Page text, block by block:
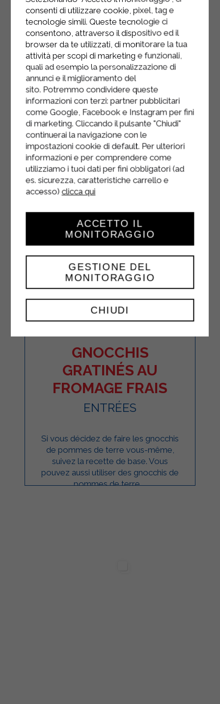
mélangez le tout.
Égouttez les pâtes dans la poêle
contenant la sauce.
Garnir de zeste de citron râpé, de
marjolaine et de menthe.
GNOCCHIS
GRATINÉS AU
FROMAGE FRAIS
ENTRÉES
Si vous décidez de faire les gnocchis
de pommes de terre vous-même,
suivez la recette de base. Vous
pouvez aussi utiliser des gnocchis de
pommes de terre ...
consenti di utilizzare cookie, pixel, tag e
tecnologie simili. Queste tecnologie ci
consentono, attraverso il dispositivo ed il
browser da te utilizzati, di monitorare la tua
attività per scopi di marketing e funzionali,
quali ad esempio la personalizzazione di
annunci e il miglioramento del
sito. Potremmo condividere queste
informazioni con terzi: partner pubblicitari
come Google, Facebook e Instagram per fini
di marketing. Cliccando il pulsante "Chiudi"
continuerai la navigazione con le
impostazioni cookie di default. Per ulteriori
informazioni e per comprendere come
utilizziamo i tuoi dati per fini obbligatori (ad
es. sicurezza, caratteristiche carrello e
accesso) clicca qui
CHIUDI
GESTIONE DEL
MONITORAGGIO
ACCETTO IL
MONITORAGGIO